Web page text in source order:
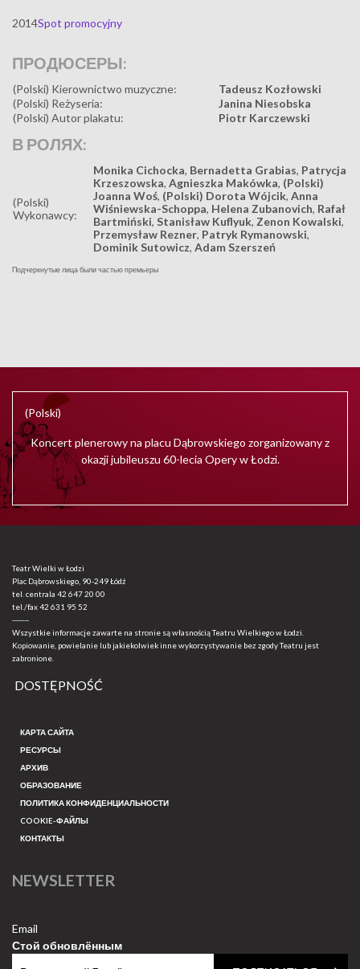
2014Spot promocyjny
ПРОДЮСЕРЫ:
(Polski) Kierownictwo muzyczne:
Tadeusz Kozłowski
(Polski) Reżyseria:
Janina Niesobska
(Polski) Autor plakatu:
Piotr Karczewski
В РОЛЯХ:
(Polski)
Wykonawcy:
Monika Cichocka, Bernadetta Grabias, Patrycja
Krzeszowska, Agnieszka Makówka, (Polski)
Joanna Woś, (Polski) Dorota Wójcik, Anna
Wiśniewska-Schoppa, Helena Zubanovich, Rafał
Bartmiński, Stanisław Kuflyuk, Zenon Kowalski,
Przemysław Rezner, Patryk Rymanowski,
Dominik Sutowicz, Adam Szerszeń
Подчеркнутые лица были частью премьеры
(Polski)
Koncert plenerowy na placu Dąbrowskiego zorganizowany z
okazji jubileuszu 60-lecia Opery w Łodzi.
Teatr Wielki w Łodzi
Plac Dąbrowskiego, 90-249 Łódź
tel. centrala 42 647 20 00
tel./fax42 631 95 52
-------
Wszystkie informacje zawarte na stronie są własnością Teatru Wielkiego w Łodzi.
Kopiowanie, powielanie lub jakiekolwiek inne wykorzystywanie bez zgody Teatru jest
zabronione.
DOSTĘPNOŚĆ
КАРТА САЙТА
РЕСУРСЫ
АРХИВ
ОБРАЗОВАНИЕ
ПОЛИТИКА КОНФИДЕНЦИАЛЬНОСТИ
COOKIE-ФАЙЛЫ
КОНТАКТЫ
NEWSLETTER
Email
Стой обновлённым